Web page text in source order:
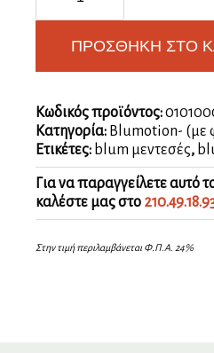
top
8mm
ΠΡΟΣΘΉΚΗ ΣΤΟ
Κωδικός προϊόντος:
Κατηγορία: Blumotion- (με
Ετικέτες: blum μεντεσές,
Για να παραγγείλετε αυτό
καλέστε μας στο
Στην τιμή περιλαμβάνεται Φ.Π.Α. 24%